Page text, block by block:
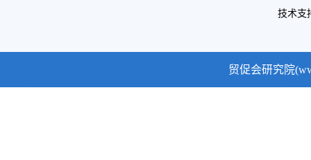
技术支
贸促会研究院